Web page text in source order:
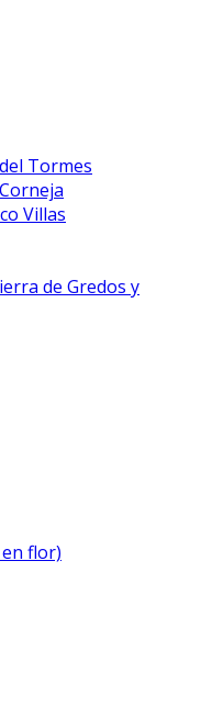
Tormes
Villas
de Gredos y
flor)